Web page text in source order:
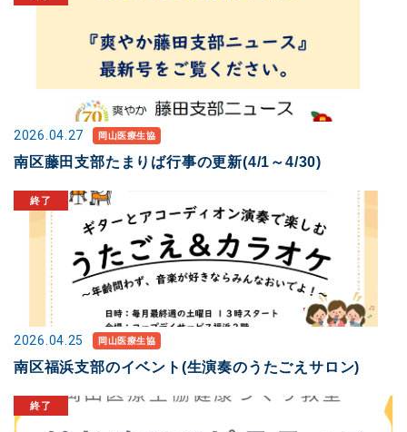
2026.04.27 岡山医療生協
南区藤田支部たまりば行事の更新(4/1～4/30)
2026.04.25 岡山医療生協
南区福浜支部のイベント(生演奏のうたごえサロン)